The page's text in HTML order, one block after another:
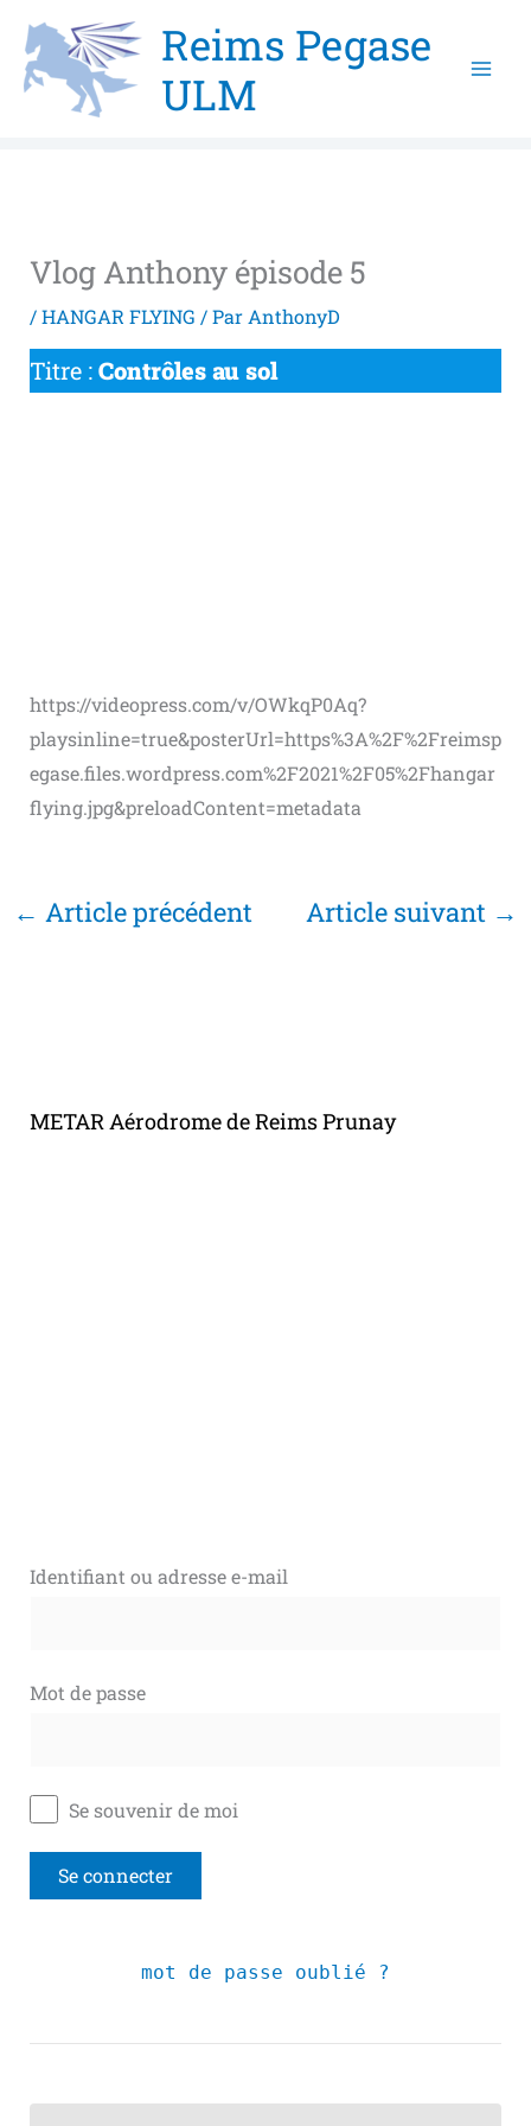
contenu
Reims Pegase
ULM
Vlog Anthony épisode 5
/HANGAR FLYING / Par AnthonyD
Titre :Contrôles au sol
https://videopress.com/v/OWkqP0Aq?
playsinline=true&posterUrl=https%3A%2F%2Freimsp
egase.files.wordpress.com%2F2021%2F05%2Fhangar
flying.jpg&preloadContent=metadata
← Article précédent Article suivant →
METAR Aérodrome de Reims Prunay
Identifiant ou adresse e-mail
Mot de passe
Se souvenir de moi
mot de passe oublié ?